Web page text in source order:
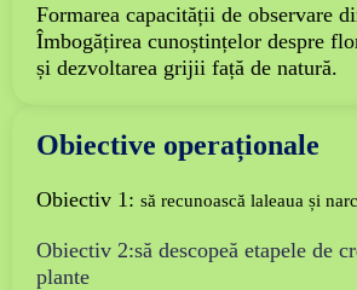
Formarea capacității de observare
Îmbogățirea cunoștințelor despre
și dezvoltarea grijii față de natură.
Obiective operaționale
Obiectiv 1: să recunoască laleaua și
Obiectiv 2:să descopeă etapele de
plante